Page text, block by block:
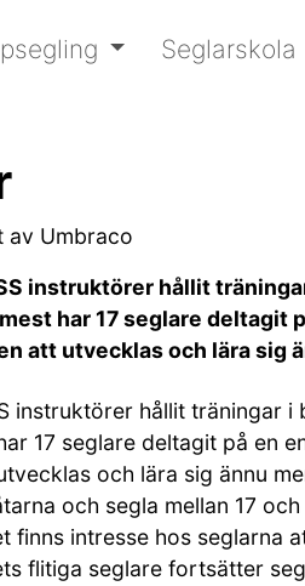
Seglarskola
av Umbraco
instruktörer hållit
har 17 seglare
att utvecklas och lära sig
instruktörer hållit
17 seglare deltagit på en
och lära sig ännu
och segla mellan 17 och
finns intresse hos
flitiga seglare fortsätter